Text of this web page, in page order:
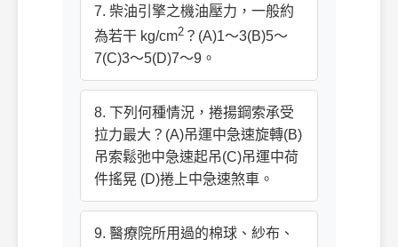
7. 柴油引擎之機油壓力，一般約
為若干 kg/cm2 ？(A)1～3(B)5～
7(C)3～5(D)7～9。
8. 下列何種情況，捲揚鋼索承受
拉力最大？(A)吊運中急速旋轉(B)
吊索鬆弛中急速起吊(C)吊運中荷
件搖晃 (D)捲上中急速煞車。
9. 醫療院所用過的棉球、紗布、